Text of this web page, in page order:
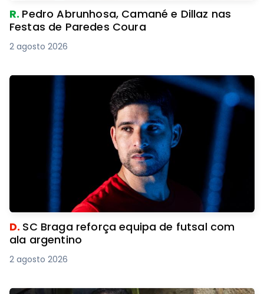
R. Pedro Abrunhosa, Camané e Dillaz nas
Festas de Paredes Coura
2 agosto 2026
D. SC Braga reforça equipa de futsal com
ala argentino
2 agosto 2026